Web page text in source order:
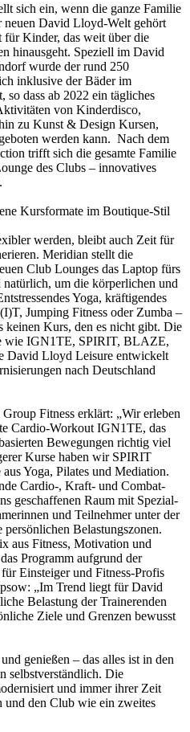
sich ein, wenn die ganze Familie
David Lloyd-Welt gehört
für Kinder, das weit über die
hinausgeht. Speziell im David
wurde der rund 250
inklusive der Bäder im
so dass ab 2022 ein tägliches
von Kinderdisco,
zu Kunst & Design Kursen,
werden kann. Nach dem
trifft sich die gesamte Familie
des Clubs – innovatives
Kursformate im Boutique-Stil
werden, bleibt auch Zeit für
Meridian stellt die
Club Lounges das Laptop fürs
natürlich, um die körperlichen und
Yoga, kräftigendes
Jumping Fitness oder Zumba –
Kurs, den es nicht gibt. Die
wie IGN1TE, SPIRIT, BLAZE,
Lloyd Leisure entwickelt
nach Deutschland
Fitness erklärt: „Wir erleben
Cardio-Workout IGN1TE, das
Bewegungen richtig viel
Kurse haben wir SPIRIT
Yoga, Pilates und Mediation.
Cardio-, Kraft- und Combat-
geschaffenen Raum mit Spezial-
und Teilnehmer unter der
Belastungszonen.
aus Fitness, Motivation und
Programm aufgrund der
Einsteiger und Fitness-Profis
„Im Trend liegt für David
Belastung der Trainerenden
Ziele und Grenzen bewusst
genießen – das alles ist in den
selbstverständlich. Die
und immer ihrer Zeit
und den Club wie ein zweites